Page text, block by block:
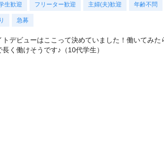
生歓迎 フリーター歓迎 主婦(夫)歓迎 年齢不問
急募
デビューはここって決めていました！働いてみた
く働けそうです♪（10代学生）